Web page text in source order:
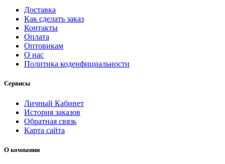
Доставка
Как сделать заказ
Контакты
Оплата
Оптовикам
О нас
Политика коденфициальности
Сервисы
Личный Кабинет
История заказов
Обратная связь
Карта сайта
О компании